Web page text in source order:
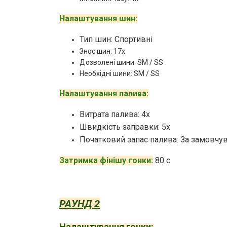
Налаштування шин:
Тип шин: Спортивні
Знос шин: 17x
Дозволені шини: SM / SS
Необхідні шини: SM / SS
Налаштування палива:
Витрата палива: 4x
Швидкість заправки: 5x
Початковий запас палива: За
Затримка фінішу гонки: 80 с
РАУНД 2